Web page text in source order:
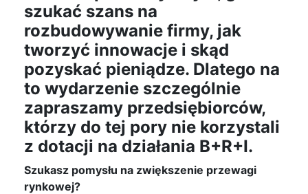
szukać szans na
rozbudowywanie firmy, jak
tworzyć innowacje i skąd
pozyskać pieniądze. Dlatego na
to wydarzenie szczególnie
zapraszamy przedsiębiorców,
którzy do tej pory nie korzystali
z dotacji na działania B+R+I.
Szukasz pomysłu na zwiększenie przewagi
rynkowej?